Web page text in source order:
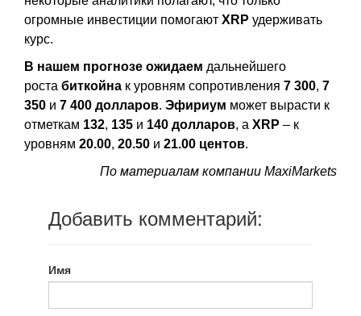
огромные инвестиции помогают XRP удерживать
курс.
В нашем прогнозе ожидаем дальнейшего
роста биткойна к уровням сопротивления 7 300, 7
350 и 7 400 долларов. Эфириум может вырасти к
отметкам 132, 135 и 140 долларов, а XRP – к
уровням 20.00, 20.50 и 21.00 центов.
По материалам компании MaxiMarkets
Добавить комментарий:
Имя